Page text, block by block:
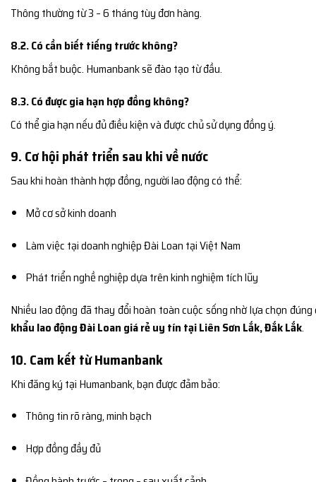
Thông thường từ 3 – 6 tháng tùy đơn hàng.
8.2. Có cần biết tiếng trước không?
Không bắt buộc. Humanbank sẽ đào tạo từ đầu.
8.3. Có được gia hạn hợp đồng không?
Có thể gia hạn nếu đủ điều kiện và được chủ sử dụng đồng ý.
9. Cơ hội phát triển sau khi về nước
Sau khi hoàn thành hợp đồng, người lao động có thể:
Mở cơ sở kinh doanh
Làm việc tại doanh nghiệp Đài Loan tại Việt Nam
Phát triển nghề nghiệp dựa trên kinh nghiệm tích lũy
Nhiều lao động đã thay đổi hoàn toàn cuộc sống nhờ lựa chọn
khẩu lao động Đài Loan giá rẻ uy tín tại Liên Sơn Lắk, Đắk Lắk.
10. Cam kết từ Humanbank
Khi đăng ký tại Humanbank, bạn được đảm bảo:
Thông tin rõ ràng, minh bạch
Hợp đồng đầy đủ